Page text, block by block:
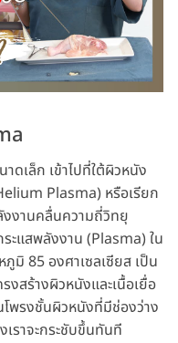
ดเล็ก เข้าไปที่ใต้ผิวหนัง
Plasma) หรือเรียก
งานคลื่นความถี่วิทยุ
ะแสพลังงาน (Plasma) ใน
มิ 85 องศาเซลเซียส เป็น
งสร้างผิวหนังและเนื้อเยื่อ
โพรงชั้นผิวหนังที่มีช่องว่าง
ราจะกระชับขึ้นทันที